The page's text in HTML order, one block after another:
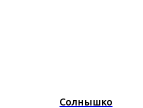
Солнышко